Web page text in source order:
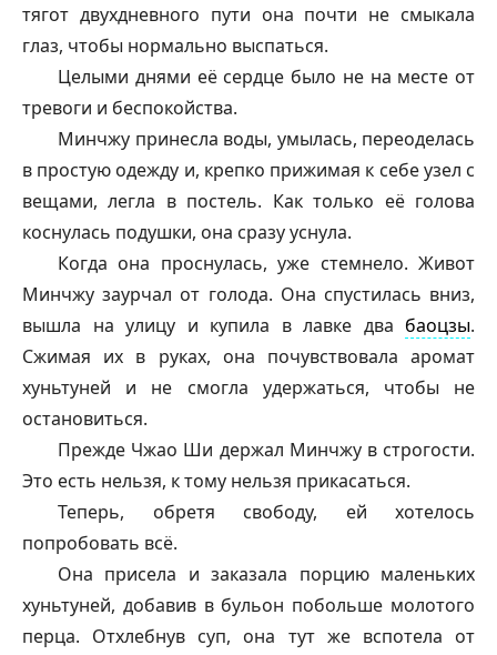
тягот двухдневного пути она почти не смыкала
глаз, чтобы нормально выспаться.
Целыми днями её сердце было не на месте от
тревоги и беспокойства.
Минчжу принесла воды, умылась, переоделась
в простую одежду и, крепко прижимая к себе узел с
вещами, легла в постель. Как только её голова
коснулась подушки, она сразу уснула.
Когда она проснулась, уже стемнело. Живот
Минчжу заурчал от голода. Она спустилась вниз,
вышла на улицу и купила в лавке два баоцзы.
Сжимая их в руках, она почувствовала аромат
хуньтуней и не смогла удержаться, чтобы не
остановиться.
Прежде Чжао Ши держал Минчжу в строгости.
Это есть нельзя, к тому нельзя прикасаться.
Теперь, обретя свободу, ей хотелось
попробовать всё.
Она присела и заказала порцию маленьких
хуньтуней, добавив в бульон побольше молотого
перца. Отхлебнув суп, она тут же вспотела от